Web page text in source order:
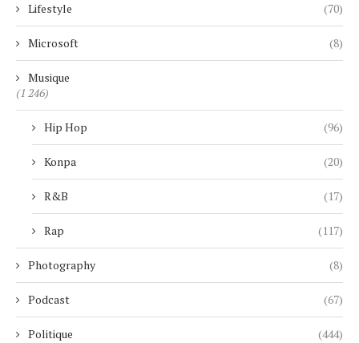
Lifestyle (70)
Microsoft (8)
Musique
(1 246)
Hip Hop (96)
Konpa (20)
R&B (17)
Rap (117)
Photography (8)
Podcast (67)
Politique (444)